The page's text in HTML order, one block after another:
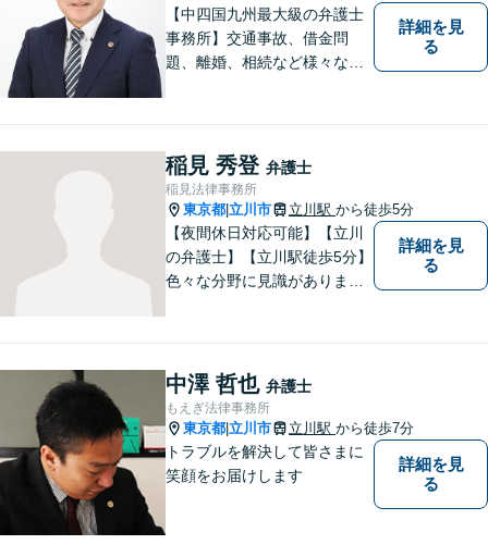
【中四国九州最大級の弁護士
事務所】交通事故、借金問
題、離婚、相続など様々な問
い！
詳細を見
る
稲見 秀登 弁護士
稲見法律事務所
東京都 立川市 立川駅 から徒歩5分
【夜間休日対応可能】【立川
の弁護士】【立川駅徒歩5分】
色々な分野に見識がありま
詳細を見
る
中澤 哲也 弁護士
もえぎ法律事務所
東京都 立川市 立川駅 から徒歩7分
トラブルを解決して皆さまに
笑顔をお届けします
詳細を見
る